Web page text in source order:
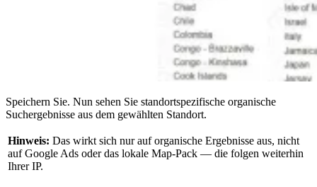
Speichern Sie. Nun sehen Sie standortspezifische organische
Suchergebnisse aus dem gewählten Standort.
Hinweis: Das wirkt sich nur auf organische Ergebnisse aus, nicht
auf Google Ads oder das lokale Map-Pack — die folgen weiterhin
Ihrer IP.